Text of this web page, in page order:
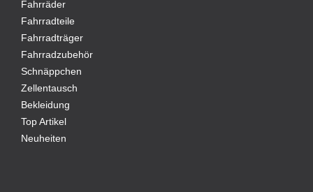
Fahrräder
Fahrradteile
Fahrradträger
Fahrradzubehör
Schnäppchen
Zellentausch
Bekleidung
Top Artikel
Neuheiten